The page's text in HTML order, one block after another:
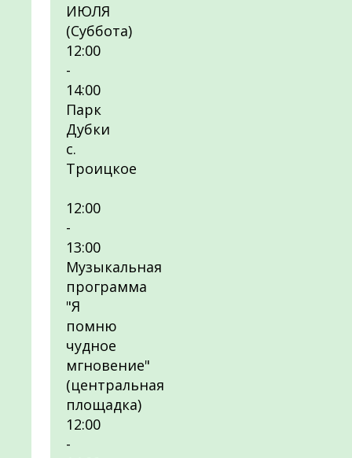
ИЮЛЯ
(Суббота)
12:00
-
14:00
Парк
Дубки
с.
Троицкое
12:00
-
13:00
Музыкальная
программа
"Я
помню
чудное
мгновение"
(центральная
площадка)
12:00
-